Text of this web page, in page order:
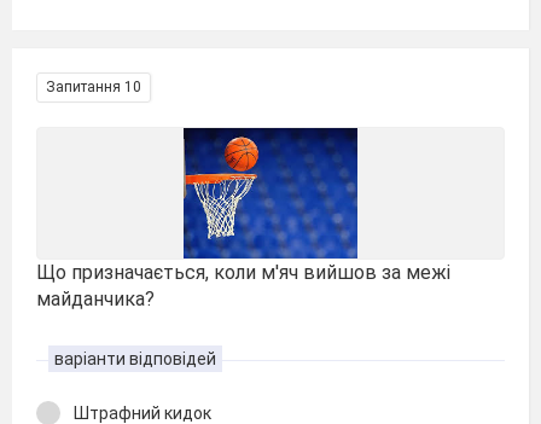
Запитання 10
Що призначається, коли м'яч вийшов за межі
майданчика?
варіанти відповідей
Штрафний кидок